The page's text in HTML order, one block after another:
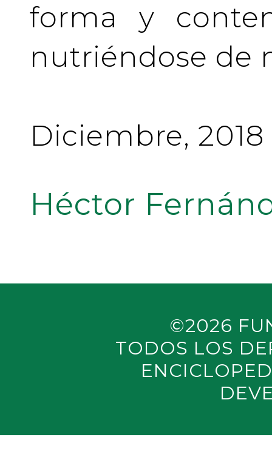
forma y
nutriéndose de
Diciembre, 2018
Héctor
©2026
TODOS LOS